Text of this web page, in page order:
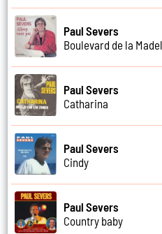
Paul Severs
Boulevard de la
Paul Severs
Catharina
Paul Severs
Cindy
Paul Severs
Country baby